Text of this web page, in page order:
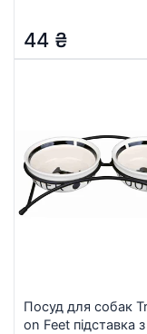
(4011905024707)
44 ₴
Посуд для собак
on Feet підставка з